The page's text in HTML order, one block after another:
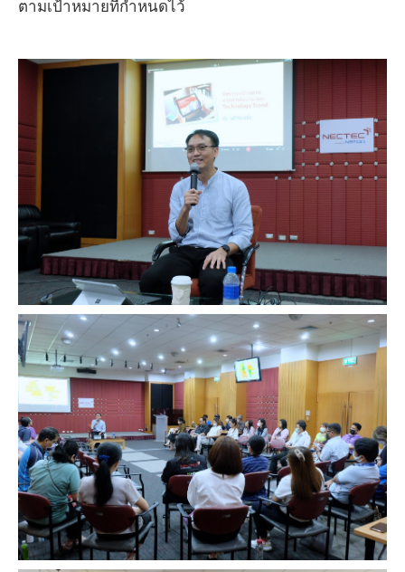
ตามเป้าหมายที่กำหนดไว้